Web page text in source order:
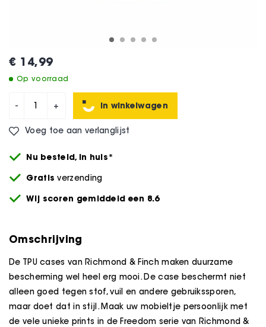
€ 14,99
Op voorraad
- + In winkelwagen
Voeg toe aan verlanglijst
Nu besteld, in huis*
Gratis verzending
Wij scoren gemiddeld een 8.6
Omschrijving
De TPU cases van Richmond & Finch maken duurzame
bescherming wel heel erg mooi. De case beschermt niet
alleen goed tegen stof, vuil en andere gebruikssporen,
maar doet dat in stijl. Maak uw mobieltje persoonlijk met
de vele unieke prints in de Freedom serie van Richmond &